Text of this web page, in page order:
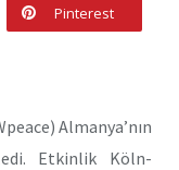
Pinterest
Almanya’nın
Etkinlik Köln-